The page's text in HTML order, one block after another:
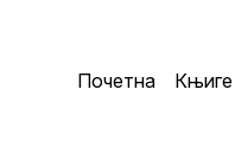
Почетна Књиге